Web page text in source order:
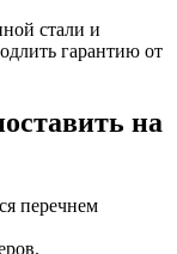
стали и
гарантию от
на
перечнем